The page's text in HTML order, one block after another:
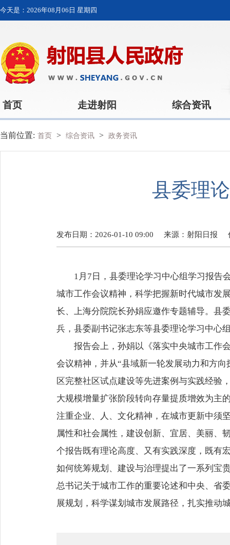
今天是： 2026年08月06日 星期四
首页 走进射阳 综合资讯
当前位置: 首页 > 综合资讯 > 政务资讯
县委理
发布日期：2026-01-10 09:00 来源： 射阳日报
1月7日，县委理论学习中心组学习报告
城市工作会议精神，科学把握新时代城市发
长、上海分院院长孙娟应邀作专题辅导。县
兵，县委副书记张志东等县委理论学习中心
报告会上，孙娟以《落实中央城市工作
会议精神，并从“县域新一轮发展动力和方
区完整社区试点建设等先进案例与实践经验
大规模增量扩张阶段转向存量提质增效为主
注重企业、人、文化精神，在城市更新中须
属性和社会属性，建设创新、宜居、美丽、
个报告既有理论高度、又有实践深度，既有
如何统筹规划、建设与治理提出了一系列宝
总书记关于城市工作的重要论述和中央、省
展规划，科学谋划城市发展路径，扎实推动